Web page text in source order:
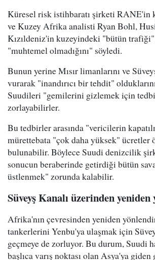
Küresel risk istihbaratı şirketi RANE'in
ve Kuzey Afrika analisti Ryan Bohl,
Kızıldeniz'in kuzeyindeki "bütün trafiği"
"muhtemel olmadığını" söyledi.
Bunun yerine Mısır limanlarını ve
vurarak "inandırıcı bir tehdit"
Suudileri "gemilerini gizlemek için
zorlayabilirler.
Bu tedbirler arasında "vericilerin
mürettebata "çok daha yüksek" ücretler
bulunabilir. Böylece Suudi denizcilik
sonucun beraberinde getirdiği bütün
üstlenmek" zorunda kalabilir.
Süveyş Kanalı üzerinden
Afrika'nın çevresinden yeniden
tankerlerini Yenbu'ya ulaşmak için
geçmeye de zorluyor. Bu durum, Suudi
başlıca varış noktası olan Asya'ya